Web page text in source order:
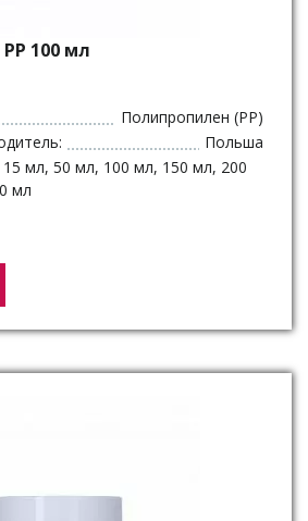
PP 100 мл
Полипропилен (PP)
Польша
мл, 50 мл, 100 мл, 150 мл, 200
мл